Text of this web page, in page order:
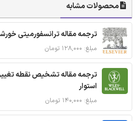
محصولات مشابه
ترجمه مقاله ترانسفورمیتی
مبلغ: ۱۲۸,۰۰۰ تومان
ترجمه مقاله تشخیص نقطه تغییر
استوار
مبلغ: ۱۴۰,۰۰۰ تومان